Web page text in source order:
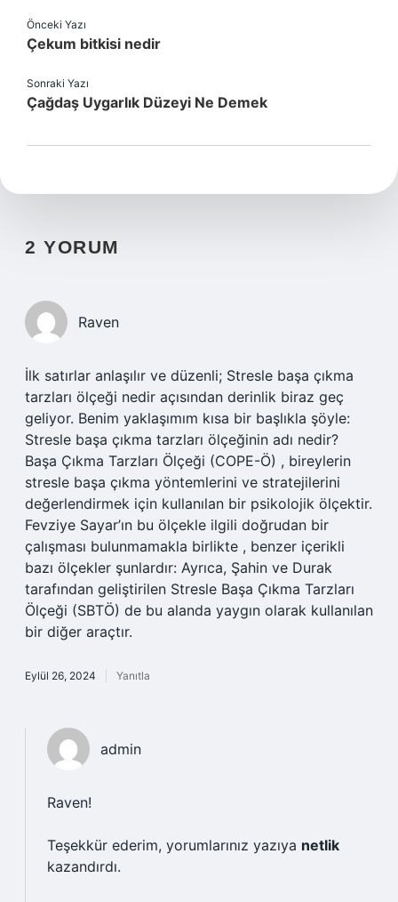
Önceki Yazı
Çekum bitkisi nedir
Sonraki Yazı
Çağdaş Uygarlık Düzeyi Ne Demek
2 YORUM
Raven
İlk satırlar anlaşılır ve düzenli; Stresle başa çıkma
tarzları ölçeği nedir açısından derinlik biraz geç
geliyor. Benim yaklaşımım kısa bir başlıkla şöyle:
Stresle başa çıkma tarzları ölçeğinin adı nedir?
Başa Çıkma Tarzları Ölçeği (COPE-Ö) , bireylerin
stresle başa çıkma yöntemlerini ve stratejilerini
değerlendirmek için kullanılan bir psikolojik ölçektir.
Fevziye Sayar’ın bu ölçekle ilgili doğrudan bir
çalışması bulunmamakla birlikte , benzer içerikli
bazı ölçekler şunlardır: Ayrıca, Şahin ve Durak
tarafından geliştirilen Stresle Başa Çıkma Tarzları
Ölçeği (SBTÖ) de bu alanda yaygın olarak kullanılan
bir diğer araçtır.
Eylül 26, 2024 Yanıtla
admin
Raven!
Teşekkür ederim, yorumlarınız yazıya netlik
kazandırdı.